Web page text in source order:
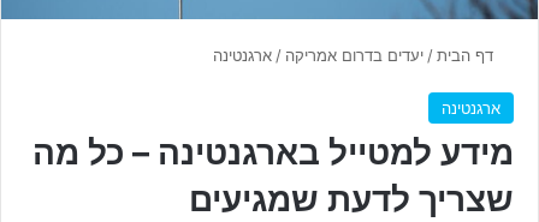
דף הבית/ יעדים בדרום אמריקה / ארגנטינה
ארגנטינה
מידע למטייל בארגנטינה – כל מה
שצריך לדעת שמגיעים